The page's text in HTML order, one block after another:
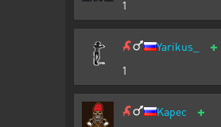
1
Yarikus_ +
1
Kapec +